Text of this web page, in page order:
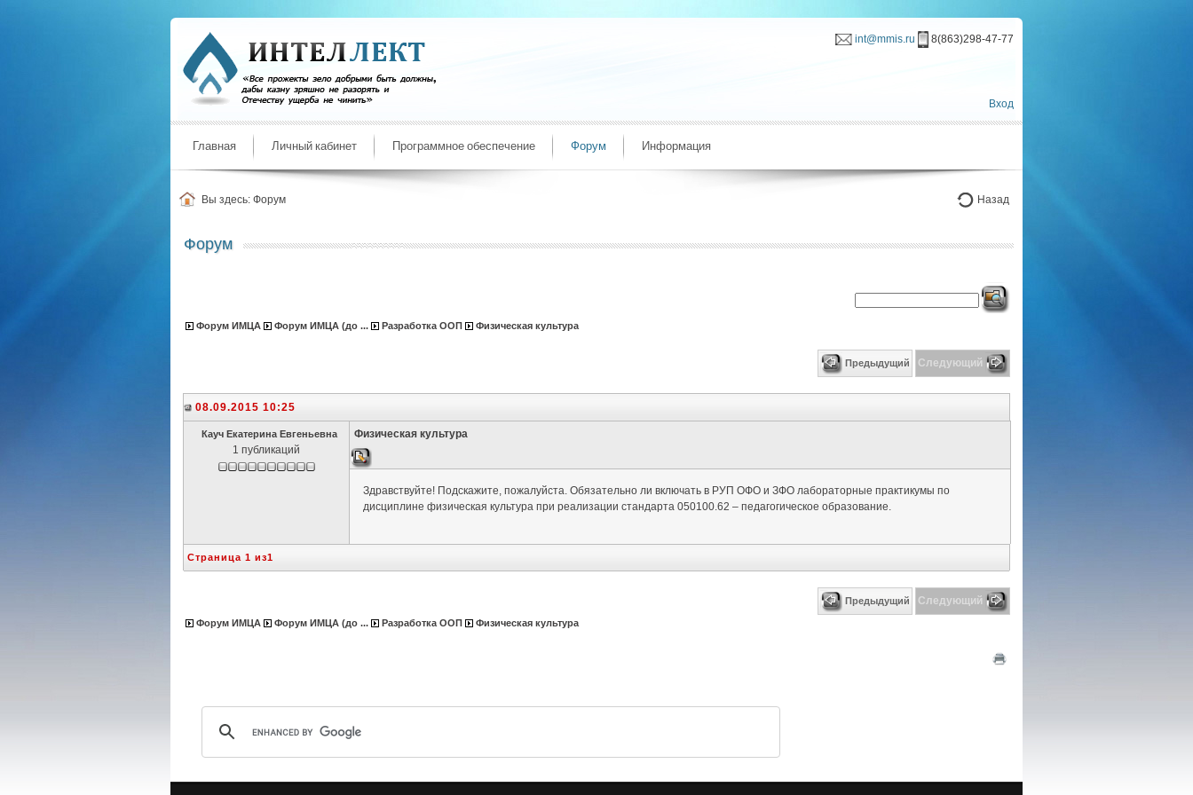
int@mmis.ru 8(863)298-47-77
Вход
Главная Личный кабинет Программное обеспечение Форум Информация
Вы здесь: Форум Назад
Форум
Форум ИМЦА Форум ИМЦА (до ... Разработка ООП Физическая культура
Предыдущий Следующий
08.09.2015 10:25
Кауч Екатерина Евгеньевна
1 публикаций
Физическая культура
Здравствуйте! Подскажите, пожалуйста. Обязательно ли включать в РУП ОФО и ЗФО лабораторные практикумы по
дисциплине физическая культура при реализации стандарта 050100.62 – педагогическое образование.
Страница 1 из1
Предыдущий Следующий
Форум ИМЦА Форум ИМЦА (до ... Разработка ООП Физическая культура